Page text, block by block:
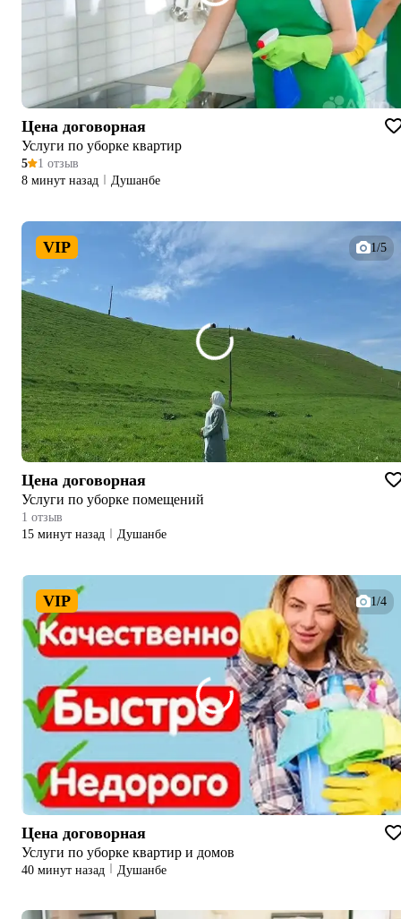
Цена договорная
Услуги по уборке квартир
5
1 отзыв
8 минут назад
Душанбе
VIP 1/5
Цена договорная
Услуги по уборке помещений
1 отзыв
15 минут назад
Душанбе
VIP 1/4
Цена договорная
Услуги по уборке квартир и домов
40 минут назад Душанбе